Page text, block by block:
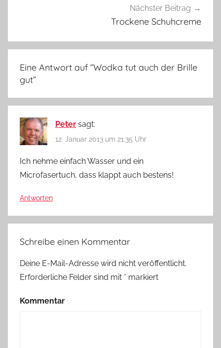
Nächster Beitrag
Trockene Schuhcreme
Eine Antwort auf “Wodka tut auch der Brille
gut”
Peter sagt:
12. Januar 2013 um 21:35 Uhr
Ich nehme einfach Wasser und ein
Microfasertuch, dass klappt auch bestens!
Antworten
Schreibe einen Kommentar
Deine E-Mail-Adresse wird nicht veröffentlicht.
Erforderliche Felder sind mit * markiert
Kommentar